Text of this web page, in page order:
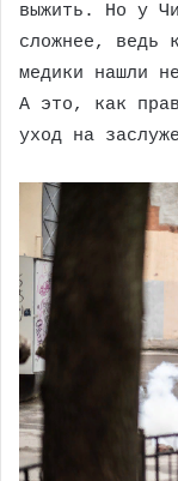
выжить. Но у
сложнее, ведь
медики нашли
А это, как
уход на